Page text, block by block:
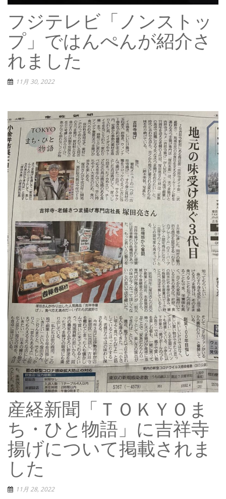
フジテレビ「ノンストッ
プ」ではんぺんが紹介さ
れました
11月 30, 2022
産経新聞「ＴＯＫＹＯま
ち・ひと物語」に吉祥寺
揚げについて掲載されま
した
11月 28, 2022